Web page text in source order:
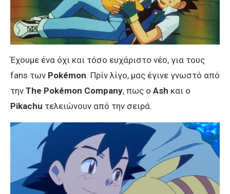
Έχουμε ένα όχι και τόσο ευχάριστο νέο, για τους
fans των Pokémon. Πρίν λίγο, μας έγινε γνωστό από
την The Pokémon Company, πως ο Ash και ο
Pikachu τελειώνουν από την σειρά.